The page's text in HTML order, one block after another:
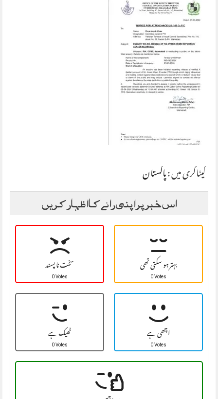
کیٹاگری میں :پاکستان
اس خبر پر اپنی رائے کا اظہار کریں
سخت نا پسند
0 Votes بہتر ہو سکتی تھی
0 Votes
ٹھیک ہے
0 Votes اچھی ہے
0 Votes